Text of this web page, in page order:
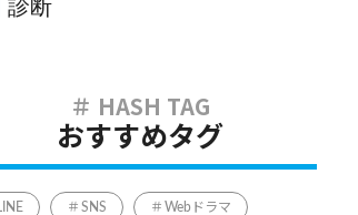
診断
おすすめタグ
LINE SNS Webドラマ